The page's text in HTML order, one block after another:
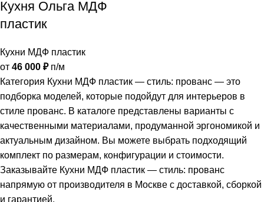
Кухня Ольга МДФ
пластик
Кухни МДФ пластик
от 46 000 ₽п/м
Категория Кухни МДФ пластик — стиль: прованс — это
подборка моделей, которые подойдут для интерьеров в
стиле прованс. В каталоге представлены варианты с
качественными материалами, продуманной эргономикой и
актуальным дизайном. Вы можете выбрать подходящий
комплект по размерам, конфигурации и стоимости.
Заказывайте Кухни МДФ пластик — стиль: прованс
напрямую от производителя в Москве с доставкой, сборкой
и гарантией.